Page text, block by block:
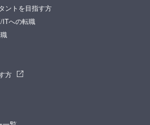
ントを目指す方
ITへの転職
方